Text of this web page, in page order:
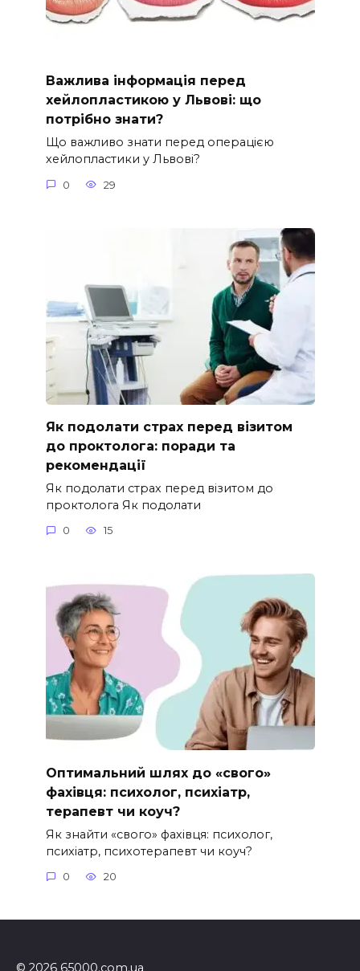
Важлива інформація перед
хейлопластикою у Львові: що
потрібно знати?
Що важливо знати перед операцією
хейлопластики у Львові?
0 29
Як подолати страх перед візитом
до проктолога: поради та
рекомендації
Як подолати страх перед візитом до
проктолога Як подолати
0 15
Оптимальний шлях до «свого»
фахівця: психолог, психіатр,
терапевт чи коуч?
Як знайти «свого» фахівця: психолог,
психіатр, психотерапевт чи коуч?
0 20
© 2026 65000.com.ua